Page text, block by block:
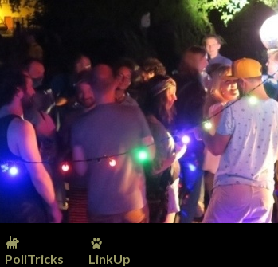
PoliTricks LinkUp